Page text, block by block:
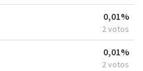
0,01%
2 votos
0,01%
2 votos